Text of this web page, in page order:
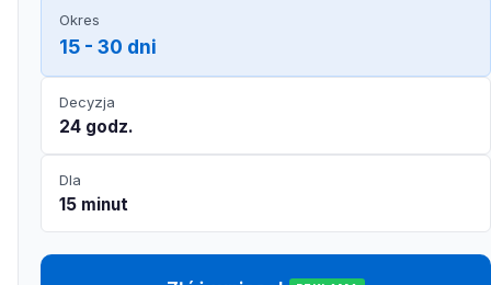
Okres
15 - 30 dni
Decyzja
24 godz.
Dla
15 minut